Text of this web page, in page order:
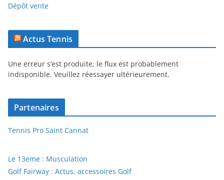
Dépôt vente
Actus Tennis
Une erreur s’est produite, le flux est probablement
indisponible. Veuillez réessayer ultérieurement.
Partenaires
Tennis Pro Saint Cannat
Le 13eme : Musculation
Golf Fairway : Actus, accessoires Golf